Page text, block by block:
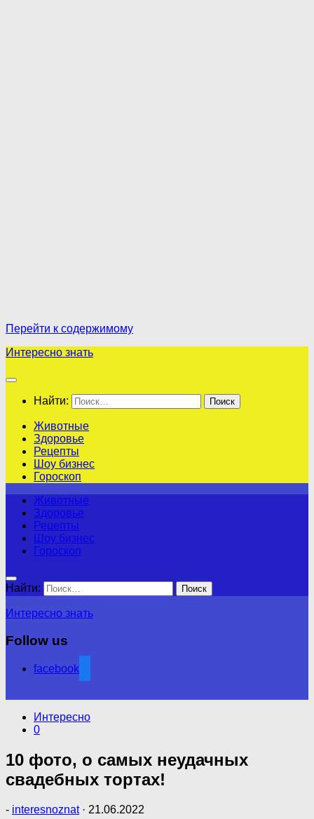
Перейти к содержимому
Интересно знать
Найти:
Животные
Здоровье
Рецепты
Шоу бизнес
Гороскоп
Животные
Здоровье
Рецепты
Шоу бизнес
Гороскоп
Найти:
Интересно знать
Follow us
facebook
Интересно
0
10 фото, о самых неудачных
свадебных тортах!
- interesnoznat · 21.06.2022